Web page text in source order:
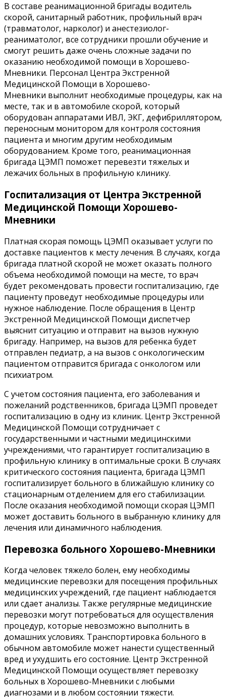
В составе реанимационной бригады водитель
скорой, санитарный работник, профильный врач
(травматолог, нарколог) и анестезиолог-
реаниматолог, все сотрудники прошли обучение и
смогут решить даже очень сложные задачи по
оказанию необходимой помощи в Хорошево-
Мневники. Персонал Центра Экстренной
Медицинской Помощи в Хорошево-
Мневники выполнит необходимые процедуры, как на
месте, так и в автомобиле скорой, который
оборудован аппаратами ИВЛ, ЭКГ, дефибриллятором,
переносным монитором для контроля состояния
пациента и многим другим необходимым
оборудованием. Кроме того, реанимационная
бригада ЦЭМП поможет перевезти тяжелых и
лежачих больных в профильную клинику.
Госпитализация от Центра Экстренной
Медицинской Помощи Хорошево-
Мневники
Платная скорая помощь ЦЭМП оказывает услуги по
доставке пациентов к месту лечения. В случаях, когда
бригада платной скорой не может оказать полного
объема необходимой помощи на месте, то врач
будет рекомендовать провести госпитализацию, где
пациенту проведут необходимые процедуры или
нужное наблюдение. После обращения в Центр
Экстренной Медицинской Помощи диспетчер
выяснит ситуацию и отправит на вызов нужную
бригаду. Например, на вызов для ребенка будет
отправлен педиатр, а на вызов с онкологическим
пациентом отправится бригада с онкологом или
психиатром.
С учетом состояния пациента, его заболевания и
пожеланий родственников, бригада ЦЭМП проведет
госпитализацию в одну из клиник. Центр Экстренной
Медицинской Помощи сотрудничает с
государственными и частными медицинскими
учреждениями, что гарантирует госпитализацию в
профильную клинику в оптимальные сроки. В случаях
критического состояния пациента, бригада ЦЭМП
госпитализирует больного в ближайшую клинику со
стационарным отделением для его стабилизации.
После оказания необходимой помощи скорая ЦЭМП
может доставить больного в выбранную клинику для
лечения или динамичного наблюдения.
Перевозка больного Хорошево-Мневники
Когда человек тяжело болен, ему необходимы
медицинские перевозки для посещения профильных
медицинских учреждений, где пациент наблюдается
или сдает анализы. Также регулярные медицинские
перевозки могут потребоваться для осуществления
процедур, которые невозможно выполнить в
домашних условиях. Транспортировка больного в
обычном автомобиле может нанести существенный
вред и ухудшить его состояние. Центр Экстренной
Медицинской Помощи осуществляет перевозку
больных в Хорошево-Мневники с любыми
диагнозами и в любом состоянии тяжести.